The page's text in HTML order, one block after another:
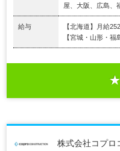
屋、大阪、広島、
給与
【北海道】月給
【宮城・山形・福
株式会社コプロ